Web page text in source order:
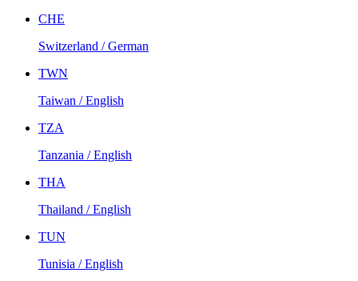
CHE
Switzerland / German
TWN
Taiwan / English
TZA
Tanzania / English
THA
Thailand / English
TUN
Tunisia / English